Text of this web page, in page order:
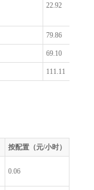
22.92
79.86
69.10
111.11
按配置（元/小时）
0.06